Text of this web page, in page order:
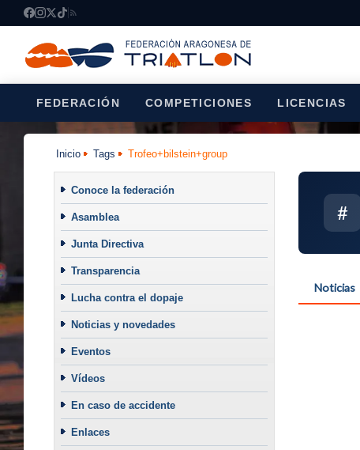
FEDERACIÓN COMPETICIONES LICENCIAS
Inicio Tags
Trofeo+bilstein+group
Conoce la federación
Asamblea
Junta Directiva
Transparencia
Lucha contra el dopaje
Noticias y novedades
Eventos
Vídeos
En caso de accidente
Enlaces
#
Noticias